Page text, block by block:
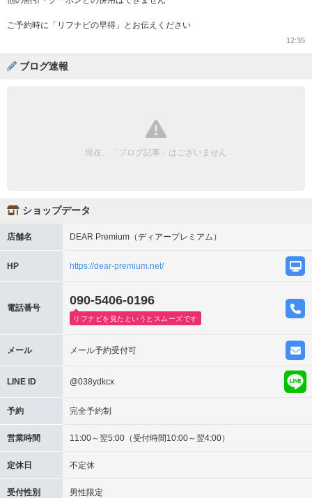
ご予約時に「リフナビの早得」とお伝えください
12:35
ブログ速報
現在、「ブログ記事」はございません
ショップデータ
店舗名 DEAR Premium（ディアープレミアム）
HP https://dear-premium.net/
電話番号
090-5406-0196
リフナビを見たというとスムーズです
メール メール予約受付可
LINE ID @038ydkcx
予約 完全予約制
営業時間 11:00～翌5:00（受付時間10:00～翌4:00）
定休日 不定休
受付性別 男性限定